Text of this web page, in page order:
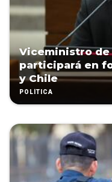
Viceministro
participará en
y Chile
POLÍTICA